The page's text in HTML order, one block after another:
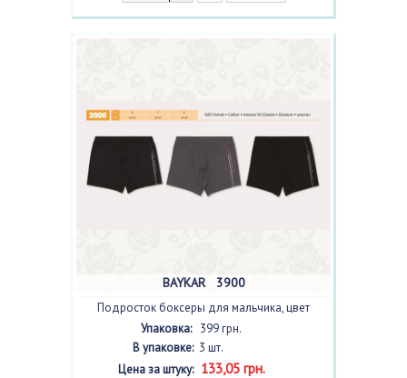
BAYKAR 3900
Подросток боксеры для мальчика, цвет
ассортис фото, 3 шт.
Упаковка: 399 грн.
В упаковке:3 шт.
Цена за штуку:133,05 грн.